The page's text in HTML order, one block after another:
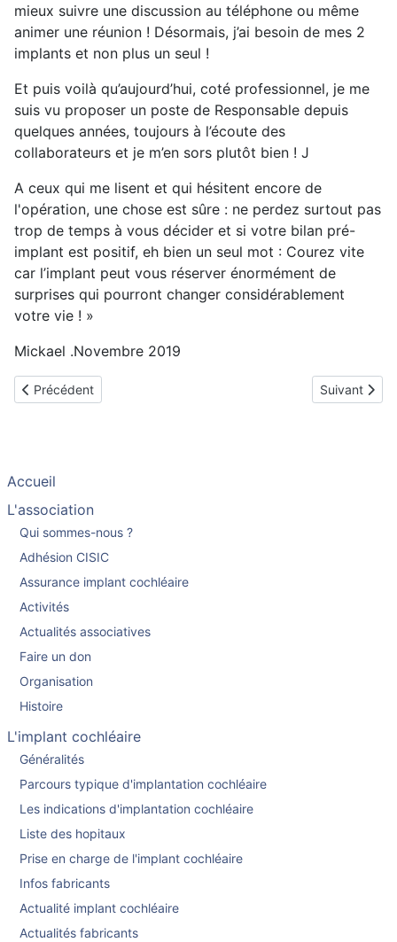
mieux suivre une discussion au téléphone ou même
animer une réunion ! Désormais, j’ai besoin de mes 2
implants et non plus un seul !
Et puis voilà qu’aujourd’hui, coté professionnel, je me
suis vu proposer un poste de Responsable depuis
quelques années, toujours à l’écoute des
collaborateurs et je m’en sors plutôt bien ! J
A ceux qui me lisent et qui hésitent encore de
l'opération, une chose est sûre : ne perdez surtout pas
trop de temps à vous décider et si votre bilan pré-
implant est positif, eh bien un seul mot : Courez vite
car l’implant peut vous réserver énormément de
surprises qui pourront changer considérablement
votre vie ! »
Mickael .Novembre 2019
Article précédent : Thierry implanté en avril 2010
Précédent Article
Suivant
Accueil
L'association
Qui sommes-nous ?
Adhésion CISIC
Assurance implant cochléaire
Activités
Actualités associatives
Faire un don
Organisation
Histoire
L'implant cochléaire
Généralités
Parcours typique d'implantation cochléaire
Les indications d'implantation cochléaire
Liste des hopitaux
Prise en charge de l'implant cochléaire
Infos fabricants
Actualité implant cochléaire
Actualités fabricants